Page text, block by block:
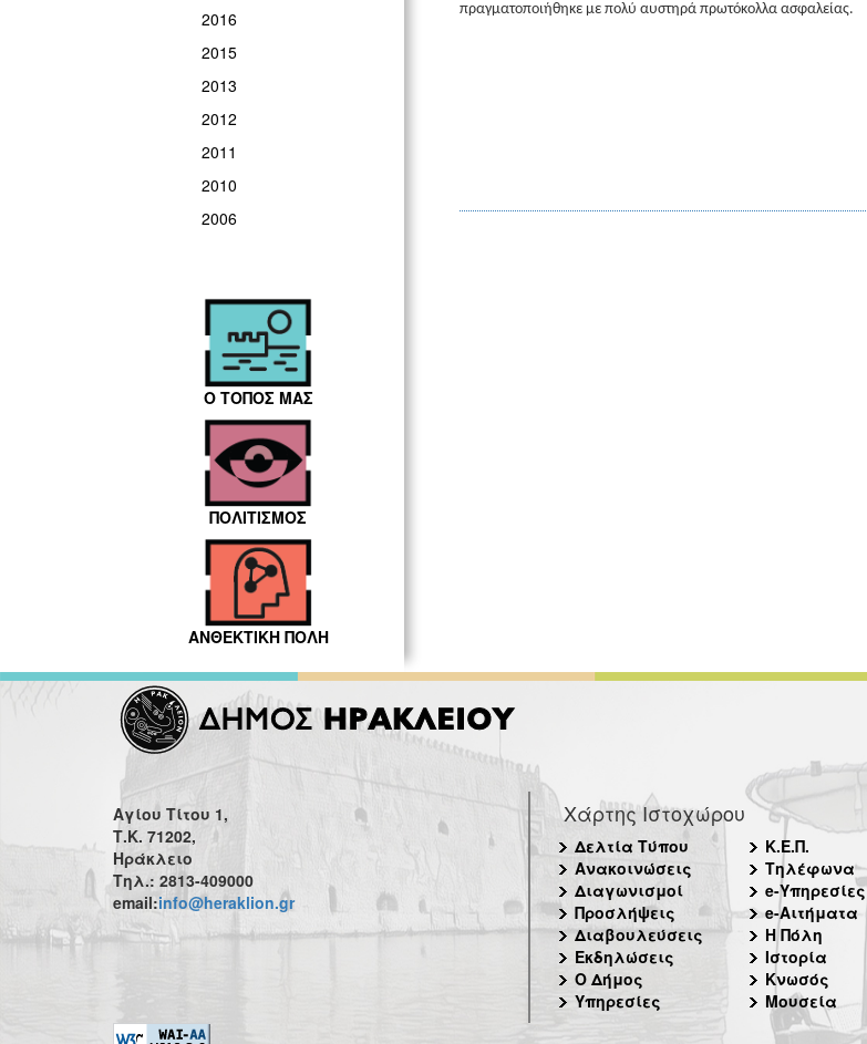
2016
2015
2013
2012
2011
2010
2006
Ο ΤΟΠΟΣ ΜΑΣ
ΠΟΛΙΤΙΣΜΟΣ
ΑΝΘΕΚΤΙΚΗ ΠΟΛΗ
πραγματοποιήθηκε με πολύ αυστηρά πρωτόκολλα ασφαλείας.
Αγίου Τίτου 1,
Τ.Κ. 71202,
Ηράκλειο
Τηλ.: 2813-409000
email:info@heraklion.gr
Χάρτης Ιστοχώρου
Δελτία Τύπου
Ανακοινώσεις
Διαγωνισμοί
Προσλήψεις
Διαβουλεύσεις
Εκδηλώσεις
Ο Δήμος
Υπηρεσίες
Κ.Ε.Π.
Τηλέφωνα
e-Υπηρεσίες
e-Αιτήματα
Η Πόλη
Ιστορία
Κνωσός
Μουσεία